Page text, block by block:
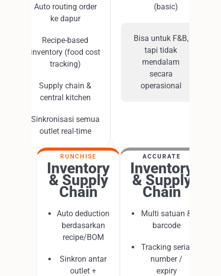
Auto routing order
ke dapur
Recipe-based
inventory (food cost
tracking)
Supply chain &
central kitchen
Sinkronisasi semua
outlet real-time
(basic)
Bisa untuk F&B,
tapi tidak
mendalam
secara
operasional
RUNCHISE
Inventory
& Supply
Chain
Auto deduction
berdasarkan
recipe/BOM
Sinkron antar
outlet +
ACCURATE
Inventory
& Supply
Chain
Multi satuan &
barcode
Tracking serial
number /
expiry